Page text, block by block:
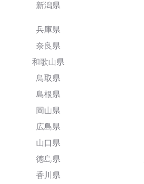
新潟県
兵庫県
奈良県
和歌山県
鳥取県
島根県
岡山県
広島県
山口県
徳島県
香川県